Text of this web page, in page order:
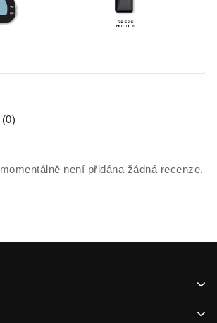
není přidána žádná recenze.